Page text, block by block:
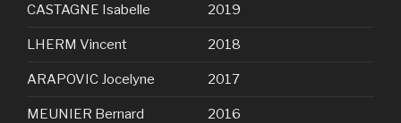
CASTAGNE Isabelle 2019
LHERM Vincent 2018
ARAPOVIC Jocelyne 2017
MEUNIER Bernard 2016